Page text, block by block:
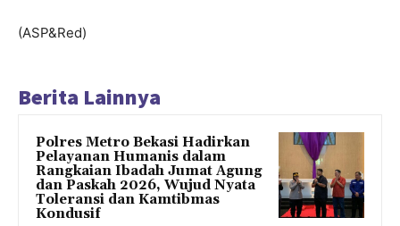
(ASP&Red)
Berita Lainnya
Polres Metro Bekasi Hadirkan
Pelayanan Humanis dalam
Rangkaian Ibadah Jumat Agung
dan Paskah 2026, Wujud Nyata
Toleransi dan Kamtibmas
Kondusif